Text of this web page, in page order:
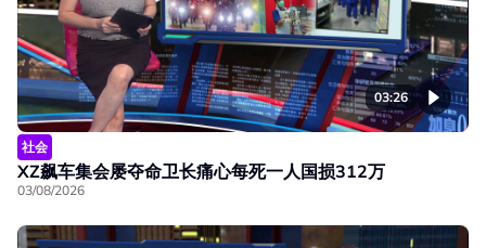
03:26
社会
XZ飙车集会屡夺命卫长痛心每死一人国损312万
03/08/2026